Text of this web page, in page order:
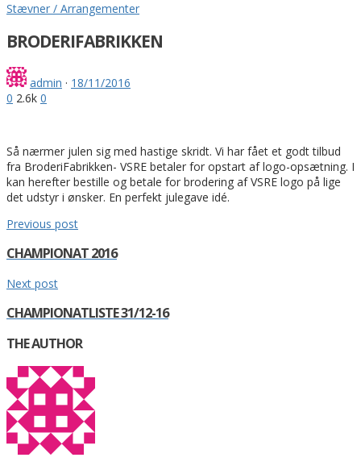
Stævner / Arrangementer
BRODERIFABRIKKEN
admin · 18/11/2016
0 2.6k 0
Så nærmer julen sig med hastige skridt. Vi har fået et godt tilbud
fra BroderiFabrikken- VSRE betaler for opstart af logo-opsætning. I
kan herefter bestille og betale for brodering af VSRE logo på lige
det udstyr i ønsker. En perfekt julegave idé.
Previous post
CHAMPIONAT 2016
Next post
CHAMPIONATLISTE 31/12-16
THE AUTHOR